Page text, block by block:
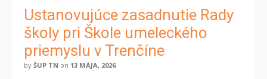
Ustanovujúce zasadnutie Rady
školy pri Škole umeleckého
priemyslu v Trenčíne
by ŠUP TN on 13 MÁJA, 2026